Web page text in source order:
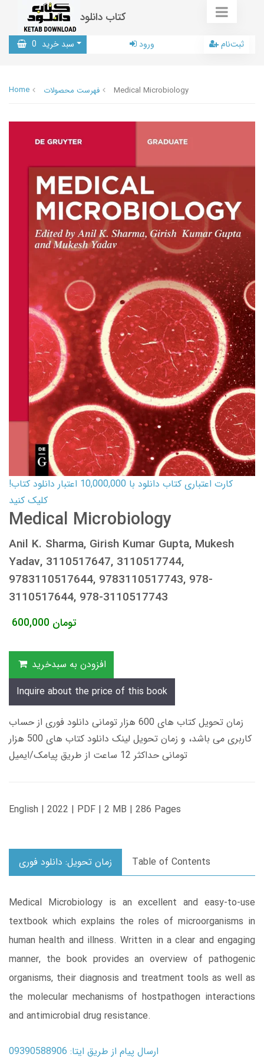
کتاب دانلود
سبد خرید 0 ورود ثبت‌نام
Home فهرست محصولات Medical Microbiology
کارت اعتباری کتاب دانلود با 10,000,000 اعتبار دانلود کتاب!
کلیک کنید
Medical Microbiology
Anil K. Sharma, Girish Kumar Gupta, Mukesh
Yadav, 3110517647, 3110517744,
9783110517644, 9783110517743, 978-
3110517644, 978-3110517743
600,000 تومان
افزودن به سبدخرید
Inquire about the price of this book
زمان تحویل کتاب های 600 هزار تومانی دانلود فوری از حساب
کاربری می باشد، و زمان تحویل لینک دانلود کتاب های 500 هزار
تومانی حداکثر 12 ساعت از طریق پیامک/ایمیل
English | 2022 | PDF | 2 MB | 286 Pages
زمان تحویل: دانلود فوری Table of Contents
Medical Microbiology is an excellent and easy-to-use
textbook which explains the roles of microorganisms in
human health and illness. Written in a clear and engaging
manner, the book provides an overview of pathogenic
organisms, their diagnosis and treatment tools as well as
the molecular mechanisms of hostpathogen interactions
and antimicrobial drug resistance.
ارسال پیام از طریق ایتا: 09390588906